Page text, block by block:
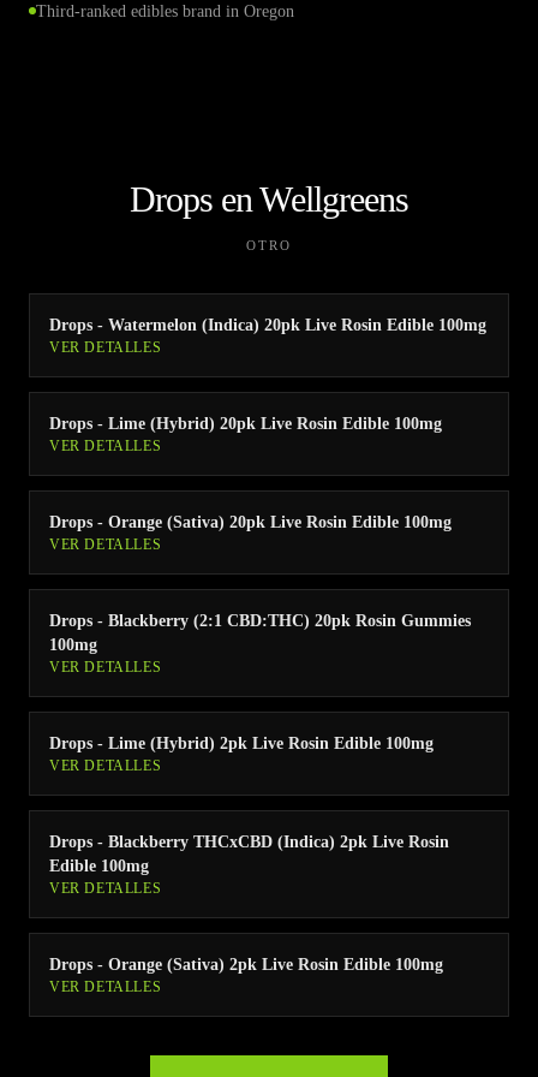
Third-ranked edibles brand in Oregon
Drops en Wellgreens
OTRO
Drops - Watermelon (Indica) 20pk Live Rosin Edible 100mg
VER DETALLES
Drops - Lime (Hybrid) 20pk Live Rosin Edible 100mg
VER DETALLES
Drops - Orange (Sativa) 20pk Live Rosin Edible 100mg
VER DETALLES
Drops - Blackberry (2:1 CBD:THC) 20pk Rosin Gummies
100mg
VER DETALLES
Drops - Lime (Hybrid) 2pk Live Rosin Edible 100mg
VER DETALLES
Drops - Blackberry THCxCBD (Indica) 2pk Live Rosin
Edible 100mg
VER DETALLES
Drops - Orange (Sativa) 2pk Live Rosin Edible 100mg
VER DETALLES